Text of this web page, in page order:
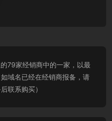
79家经销商中的一家，以最
域名已经在经销商报备，请
联系购买）